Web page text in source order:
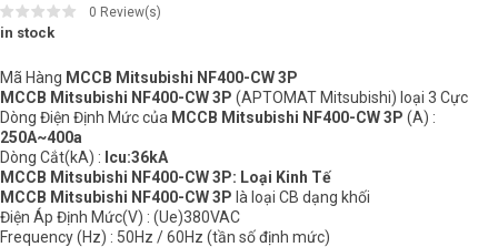
0 Review(s)
in stock
Mã Hàng MCCB Mitsubishi NF400-CW 3P
MCCB Mitsubishi NF400-CW 3P (APTOMAT Mitsubishi) loại 3 Cực
Dòng Điện Định Mức của MCCB Mitsubishi NF400-CW 3P (A) :
250A~400a
Dòng Cắt(kA) : Icu:36kA
MCCB Mitsubishi NF400-CW 3P: Loại Kinh Tế
MCCB Mitsubishi NF400-CW 3P là loại CB dạng khối
Điện Áp Định Mức(V) : (Ue)380VAC
Frequency (Hz) : 50Hz / 60Hz (tần số định mức)